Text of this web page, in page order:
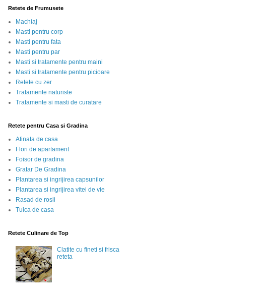
Retete de Frumusete
Machiaj
Masti pentru corp
Masti pentru fata
Masti pentru par
Masti si tratamente pentru maini
Masti si tratamente pentru picioare
Retete cu zer
Tratamente naturiste
Tratamente si masti de curatare
Retete pentru Casa si Gradina
Afinata de casa
Flori de apartament
Foisor de gradina
Gratar De Gradina
Plantarea si ingrijirea capsunilor
Plantarea si ingrijirea vitei de vie
Rasad de rosii
Tuica de casa
Retete Culinare de Top
Clatite cu fineti si frisca
reteta